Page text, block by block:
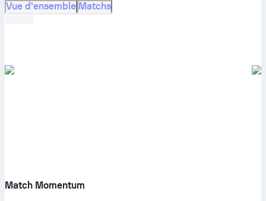
Vue d'ensemble Matchs
Match Momentum